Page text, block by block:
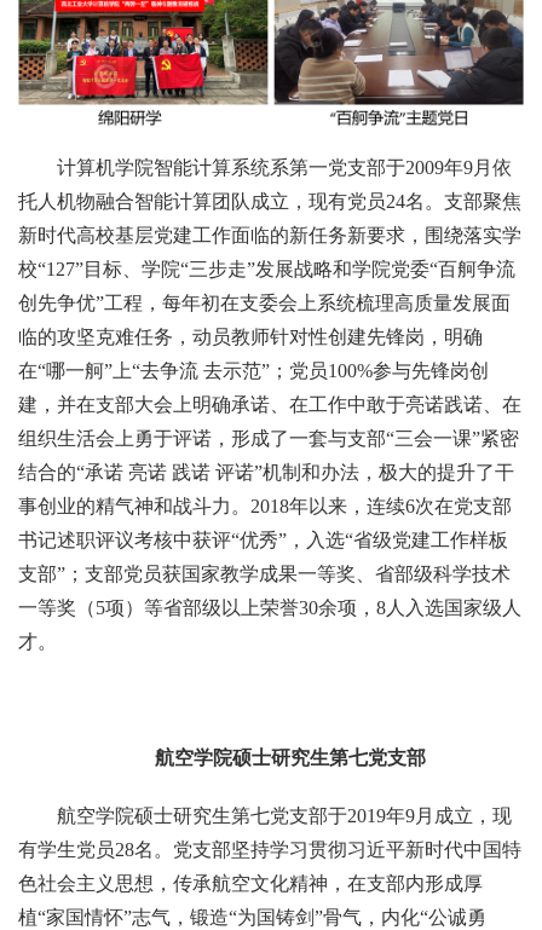
计算机学院智能计算系统系第一党支部于2009年9月依
托人机物融合智能计算团队成立，现有党员24名。支部聚焦
新时代高校基层党建工作面临的新任务新要求，围绕落实学
校“127”目标、学院“三步走”发展战略和学院党委“百舸争流
创先争优”工程，每年初在支委会上系统梳理高质量发展面
临的攻坚克难任务，动员教师针对性创建先锋岗，明确
在“哪一舸”上“去争流 去示范”；党员100%参与先锋岗创
建，并在支部大会上明确承诺、在工作中敢于亮诺践诺、在
组织生活会上勇于评诺，形成了一套与支部“三会一课”紧密
结合的“承诺 亮诺 践诺 评诺”机制和办法，极大的提升了干
事创业的精气神和战斗力。2018年以来，连续6次在党支部
书记述职评议考核中获评“优秀”，入选“省级党建工作样板
支部”；支部党员获国家教学成果一等奖、省部级科学技术
一等奖（5项）等省部级以上荣誉30余项，8人入选国家级人
才。
航空学院硕士研究生第七党支部
航空学院硕士研究生第七党支部于2019年9月成立，现
有学生党员28名。党支部坚持学习贯彻习近平新时代中国特
色社会主义思想，传承航空文化精神，在支部内形成厚
植“家国情怀”志气，锻造“为国铸剑”骨气，内化“公诚勇